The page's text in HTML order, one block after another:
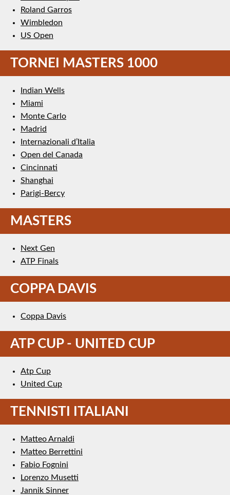
Roland Garros
Wimbledon
US Open
TORNEI MASTERS 1000
Indian Wells
Miami
Monte Carlo
Madrid
Internazionali d’Italia
Open del Canada
Cincinnati
Shanghai
Parigi-Bercy
MASTERS
Next Gen
ATP Finals
COPPA DAVIS
Coppa Davis
ATP CUP - UNITED CUP
Atp Cup
United Cup
TENNISTI ITALIANI
Matteo Arnaldi
Matteo Berrettini
Fabio Fognini
Lorenzo Musetti
Jannik Sinner